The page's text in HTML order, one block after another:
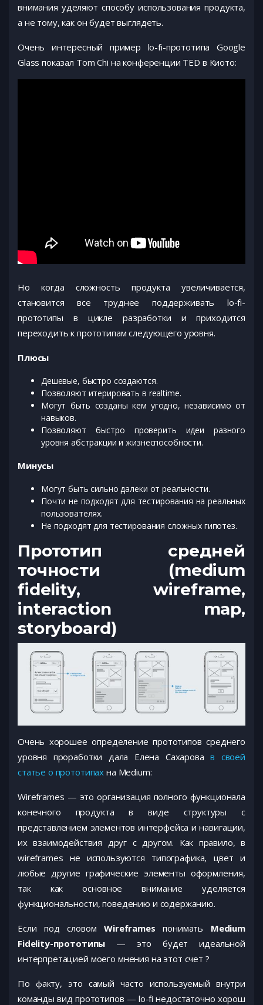
внимания уделяют способу использования продукта,
а не тому, как он будет выглядеть.
Очень интересный пример lo-fi-прототипа Google
Glass показал Tom Chi на конференции TED в Киото:
Но когда сложность продукта увеличивается,
становится все труднее поддерживать lo-fi-
прототипы в цикле разработки и приходится
переходить к прототипам следующего уровня.
Плюсы
Дешевые, быстро создаются.
Позволяют итерировать в realtime.
Могут быть созданы кем угодно, независимо от
навыков.
Позволяют быстро проверить идеи разного
уровня абстракции и жизнеспособности.
Минусы
Могут быть сильно далеки от реальности.
Почти не подходят для тестирования на реальных
пользователях.
Не подходят для тестирования сложных гипотез.
Прототип средней
точности (medium
fidelity, wireframe,
interaction map,
storyboard)
Очень хорошее определение прототипов среднего
уровня проработки дала Елена Сахаровав своей
статье о прототипах на Medium:
Wireframes — это организация полного функционала
конечного продукта в виде структуры с
представлением элементов интерфейса и навигации,
их взаимодействия друг с другом. Как правило, в
wireframes не используются типографика, цвет и
любые другие графические элементы оформления,
так как основное внимание уделяется
функциональности, поведению и содержанию.
Если под словомWireframes понимать Medium
Fidelity-прототипы — это будет идеальной
интерпретацией моего мнения на этот счет ?
По факту, это самый часто используемый внутри
команды вид прототипов — lo-fi недостаточно хорош